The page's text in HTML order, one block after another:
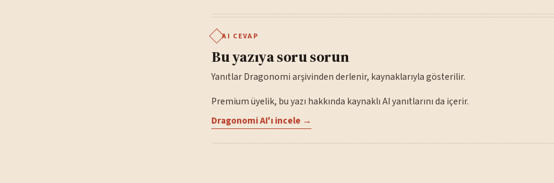
AI CEVAP
Bu yazıya soru sorun
Yanıtlar Dragonomi arşivinden derlenir, kaynaklarıyla gösterilir.
Premium üyelik, bu yazı hakkında kaynaklı AI yanıtlarını da içerir.
Dragonomi AI'ı incele →